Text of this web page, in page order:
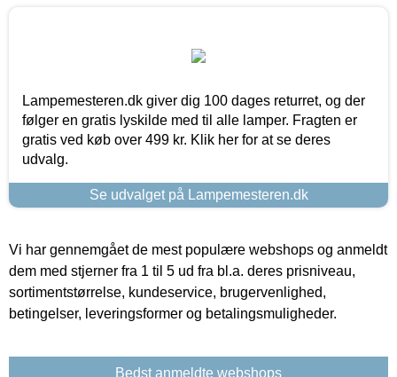
Lampemesteren.dk giver dig 100 dages returret, og der
følger en gratis lyskilde med til alle lamper. Fragten er
gratis ved køb over 499 kr. Klik her for at se deres
udvalg.
Se udvalget på Lampemesteren.dk
Vi har gennemgået de mest populære webshops og anmeldt
dem med stjerner fra 1 til 5 ud fra bl.a. deres prisniveau,
sortimentstørrelse, kundeservice, brugervenlighed,
betingelser, leveringsformer og betalingsmuligheder.
Bedst anmeldte webshops